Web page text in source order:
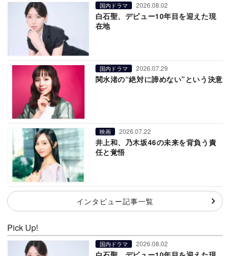
国内ドラマ 2026.08.02
白石聖、デビュー10年目を迎えた現
在地
国内ドラマ 2026.07.29
関水渚の“絶対に諦めない”という決意
映画 2026.07.22
井上和、乃木坂46の未来を背負う責
任と覚悟
インタビュー記事一覧
Pick Up!
国内ドラマ 2026.08.02